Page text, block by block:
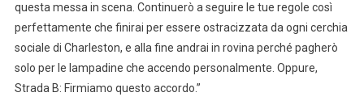
questa messa in scena. Continuerò a seguire le tue regole così
perfettamente che finirai per essere ostracizzata da ogni cerchia
sociale di Charleston, e alla fine andrai in rovina perché pagherò
solo per le lampadine che accendo personalmente. Oppure,
Strada B: Firmiamo questo accordo.”